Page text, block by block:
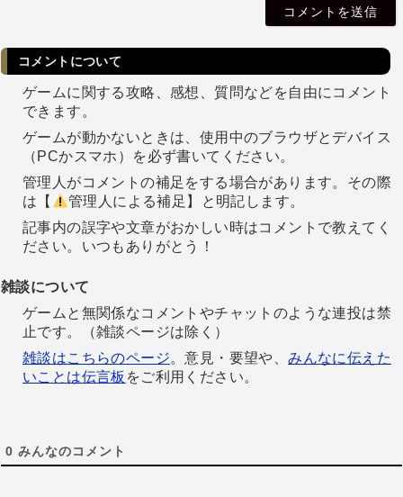
コメントについて
ゲームに関する攻略、感想、質問などを自由にコメント
できます。
ゲームが動かないときは、使用中のブラウザとデバイス
（PCかスマホ）を必ず書いてください。
管理人がコメントの補足をする場合があります。その際
は【
管理人による補足】と明記します。
記事内の誤字や文章がおかしい時はコメントで教えてく
ださい。いつもありがとう！
雑談について
ゲームと無関係なコメントやチャットのような連投は禁
止です。（雑談ページは除く）
雑談はこちらのページ。意見・要望や、みんなに伝えた
いことは伝言板 をご利用ください。
0 みんなのコメント